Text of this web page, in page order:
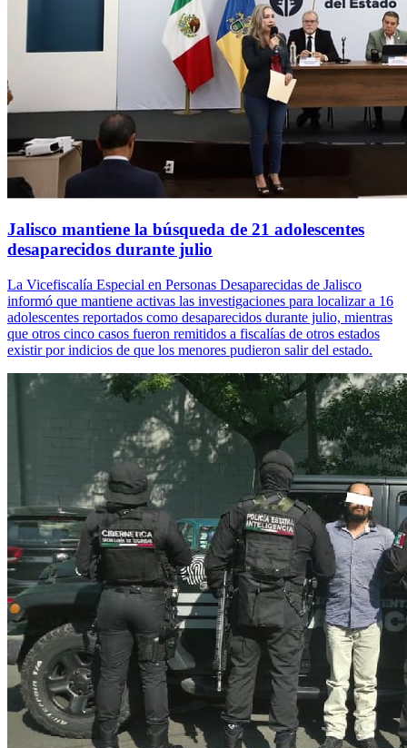
Jalisco mantiene la búsqueda de 21 adolescentes
desaparecidos durante julio
La Vicefiscalía Especial en Personas Desaparecidas de Jalisco
informó que mantiene activas las investigaciones para localizar a 16
adolescentes reportados como desaparecidos durante julio, mientras
que otros cinco casos fueron remitidos a fiscalías de otros estados
existir por indicios de que los menores pudieron salir del estado.